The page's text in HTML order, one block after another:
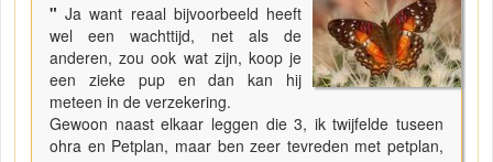
"Ja want reaal bijvoorbeeld heeft
wel een wachttijd, net als de
anderen, zou ook wat zijn, koop je
een zieke pup en dan kan hij
meteen in de verzekering.
Gewoon naast elkaar leggen die 3, ik twijfelde tuseen
ohra en Petplan, maar ben zeer tevreden met petplan,